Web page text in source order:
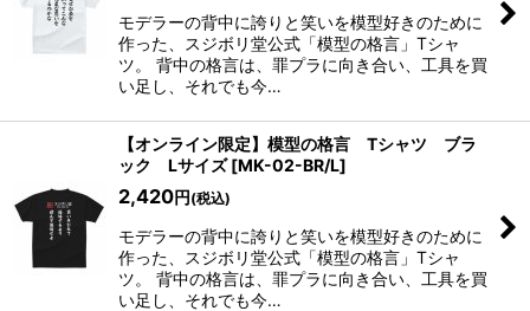
モデラーの背中に誇りと笑いを模型好きのために
作った、スジボリ堂公式「模型の格言」Tシャ
ツ。 背中の格言は、罪プラに向き合い、工具を買
い足し、それでも今…
【オンライン限定】模型の格言 Tシャツ ブラ
ック Lサイズ [MK-02-BR/L]
2,420円 (税込)
モデラーの背中に誇りと笑いを模型好きのために
作った、スジボリ堂公式「模型の格言」Tシャ
ツ。 背中の格言は、罪プラに向き合い、工具を買
い足し、それでも今…